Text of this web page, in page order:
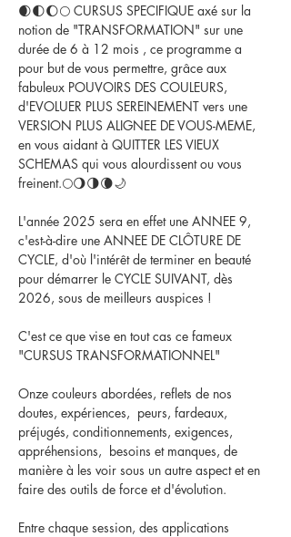
🌒🌓🌔🌕 CURSUS SPECIFIQUE axé sur la
notion de "TRANSFORMATION" sur une
durée de 6 à 12 mois , ce programme a
pour but de vous permettre, grâce aux
fabuleux POUVOIRS DES COULEURS,
d'EVOLUER PLUS SEREINEMENT vers une
VERSION PLUS ALIGNEE DE VOUS-MEME,
en vous aidant à QUITTER LES VIEUX
SCHEMAS qui vous alourdissent ou vous
freinent.🌕🌖🌗🌘🌙
L'année 2025 sera en effet une ANNEE 9,
c'est-à-dire une ANNEE DE CLÔTURE DE
CYCLE, d'où l'intérêt de terminer en beauté
pour démarrer le CYCLE SUIVANT, dès
2026, sous de meilleurs auspices !
C'est ce que vise en tout cas ce fameux
"CURSUS TRANSFORMATIONNEL"
Onze couleurs abordées, reflets de nos
doutes, expériences,  peurs, fardeaux,
préjugés, conditionnements, exigences,
appréhensions,  besoins et manques, de
manière à les voir sous un autre aspect et en
faire des outils de force et d'évolution.
Entre chaque session, des applications